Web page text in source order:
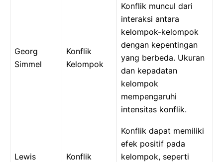
Georg
Simmel
Konflik
Kelompok
Konflik muncul dari
interaksi antara
kelompok-kelompok
dengan kepentingan
yang berbeda. Ukuran
dan kepadatan
kelompok
mempengaruhi
intensitas konflik.
Lewis
Konflik
Konflik dapat memiliki
efek positif pada
kelompok, seperti